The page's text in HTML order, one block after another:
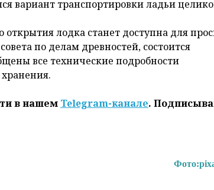
вариант транспортировки ладьи
лодка станет доступна для
по делам древностей, состоится
все технические подробности
в нашем Telegram-канале.
Фото: